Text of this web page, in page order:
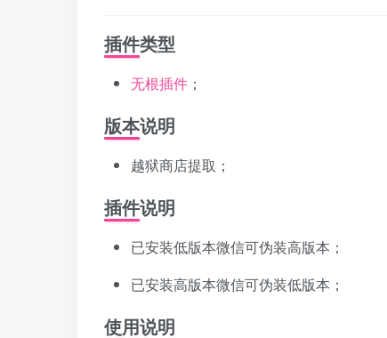
插件类型
无根插件 ；
版本说明
越狱商店提取；
插件说明
已安装低版本微信可伪装高版本；
已安装高版本微信可伪装低版本；
使用说明